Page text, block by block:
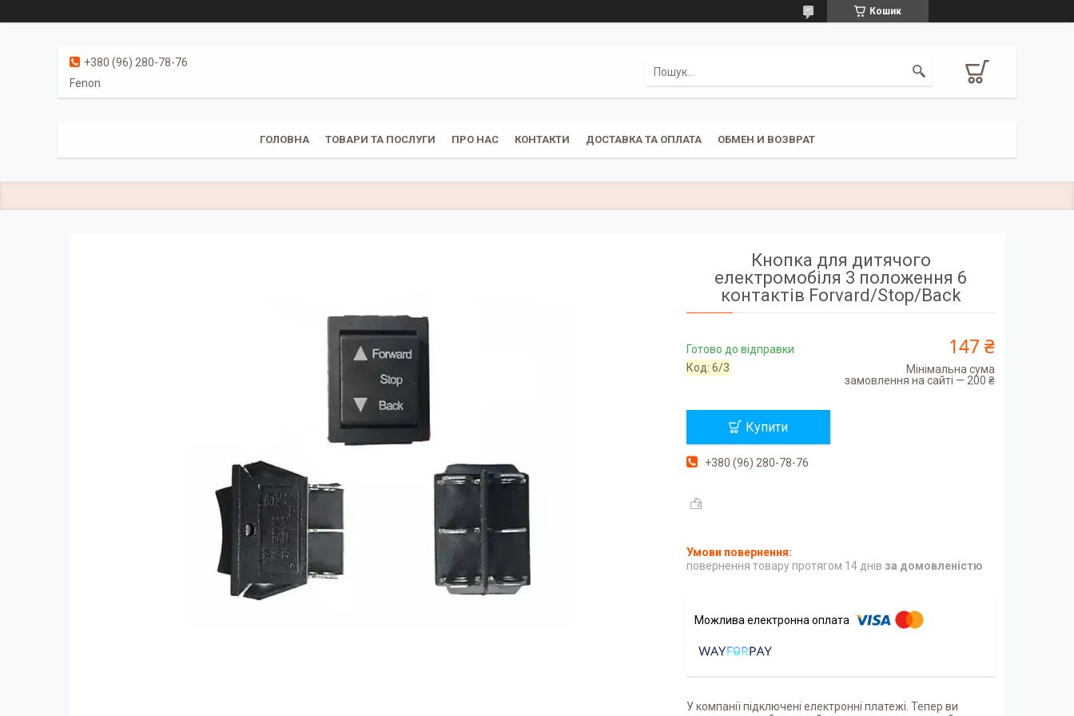
Кошик
+380 (96) 280-78-76
Fenon
ГОЛОВНА ТОВАРИ ТА ПОСЛУГИ ПРО НАС КОНТАКТИ ДОСТАВКА ТА ОПЛАТА ОБМЕН И ВОЗВРАТ
Кнопка для дитячого
електромобіля 3 положення 6
контактів Forvard/Stop/Back
Готово до відправки
Код:6/3
147 ₴
Мінімальна сума
замовлення на сайті — 200 ₴
Купити
+380 (96) 280-78-76
повернення товару протягом 14 днів за домовленістю
У компанії підключені електронні платежі. Тепер ви